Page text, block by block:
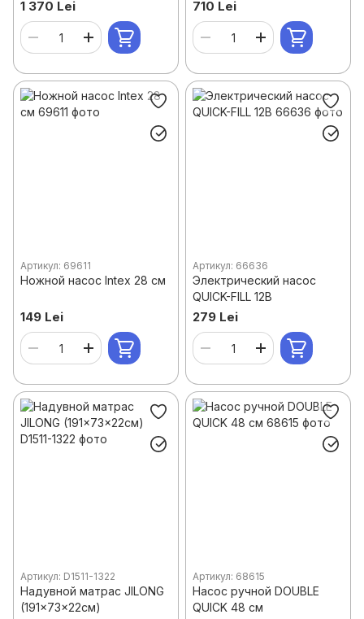
1 370 Lei 710 Lei
Артикул: 69611
Ножной насос Intex 28 см
149 Lei
Артикул: 66636
Электрический насос
QUICK-FILL 12В
279 Lei
Артикул: D1511-1322
Надувной матрас JILONG
(191x73x22см)
Артикул: 68615
Насос ручной DOUBLE
QUICK 48 см